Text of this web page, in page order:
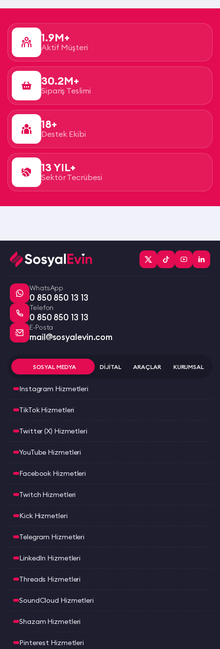
1.9M+
Aktif Müşteri
30.2M+
Sipariş Teslimi
18+
Destek Ekibi
13 YIL+
Sektör Tecrübesi
WhatsApp
0 850 850 13 13
Telefon
0 850 850 13 13
E-Posta
mail@sosyalevin.com
SOSYAL MEDYA DİJİTAL ARAÇLAR KURUMSAL
Instagram Hizmetleri
TikTok Hizmetleri
Twitter (X) Hizmetleri
YouTube Hizmetleri
Facebook Hizmetleri
Twitch Hizmetleri
Kick Hizmetleri
Telegram Hizmetleri
LinkedIn Hizmetleri
Threads Hizmetleri
SoundCloud Hizmetleri
Shazam Hizmetleri
Pinterest Hizmetleri